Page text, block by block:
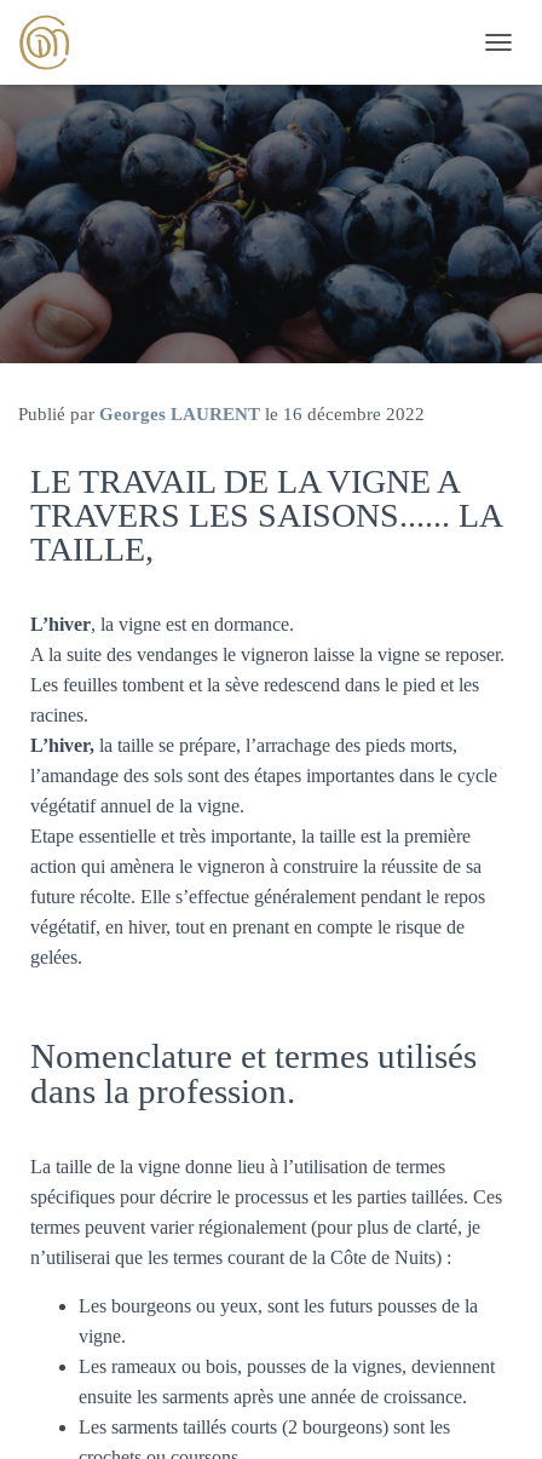
É
P
L
I
E
R
L
A
V
I
G
Publié par Georges LAURENT le 16 décembre 2022
LE TRAVAIL DE LA VIGNE A
TRAVERS LES SAISONS...... LA
TAILLE,
L’hiver, la vigne est en dormance.
A la suite des vendanges le vigneron laisse la vigne se reposer.
Les feuilles tombent et la sève redescend dans le pied et les
racines.
L’hiver, la taille se prépare, l’arrachage des pieds morts,
l’amandage des sols sont des étapes importantes dans le cycle
végétatif annuel de la vigne.
Etape essentielle et très importante, la taille est la première
action qui amènera le vigneron à construire la réussite de sa
future récolte. Elle s’effectue généralement pendant le repos
végétatif, en hiver, tout en prenant en compte le risque de
gelées.
Nomenclature et termes utilisés
dans la profession.
La taille de la vigne donne lieu à l’utilisation de termes
spécifiques pour décrire le processus et les parties taillées. Ces
termes peuvent varier régionalement (pour plus de clarté, je
n’utiliserai que les termes courant de la Côte de Nuits) :
Les bourgeons ou yeux, sont les futurs pousses de la
vigne.
Les rameaux ou bois, pousses de la vignes, deviennent
ensuite les sarments après une année de croissance.
Les sarments taillés courts (2 bourgeons) sont les